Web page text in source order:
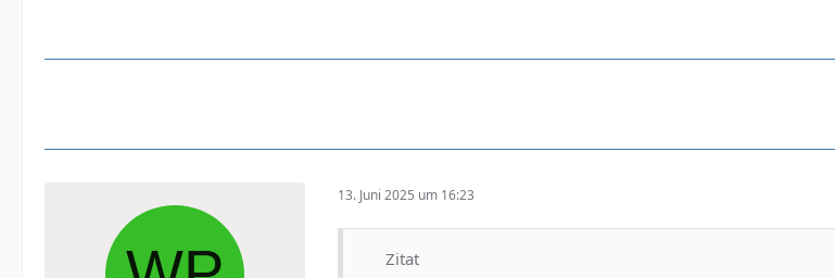
13. Juni 2025 um 16:23
Zitat